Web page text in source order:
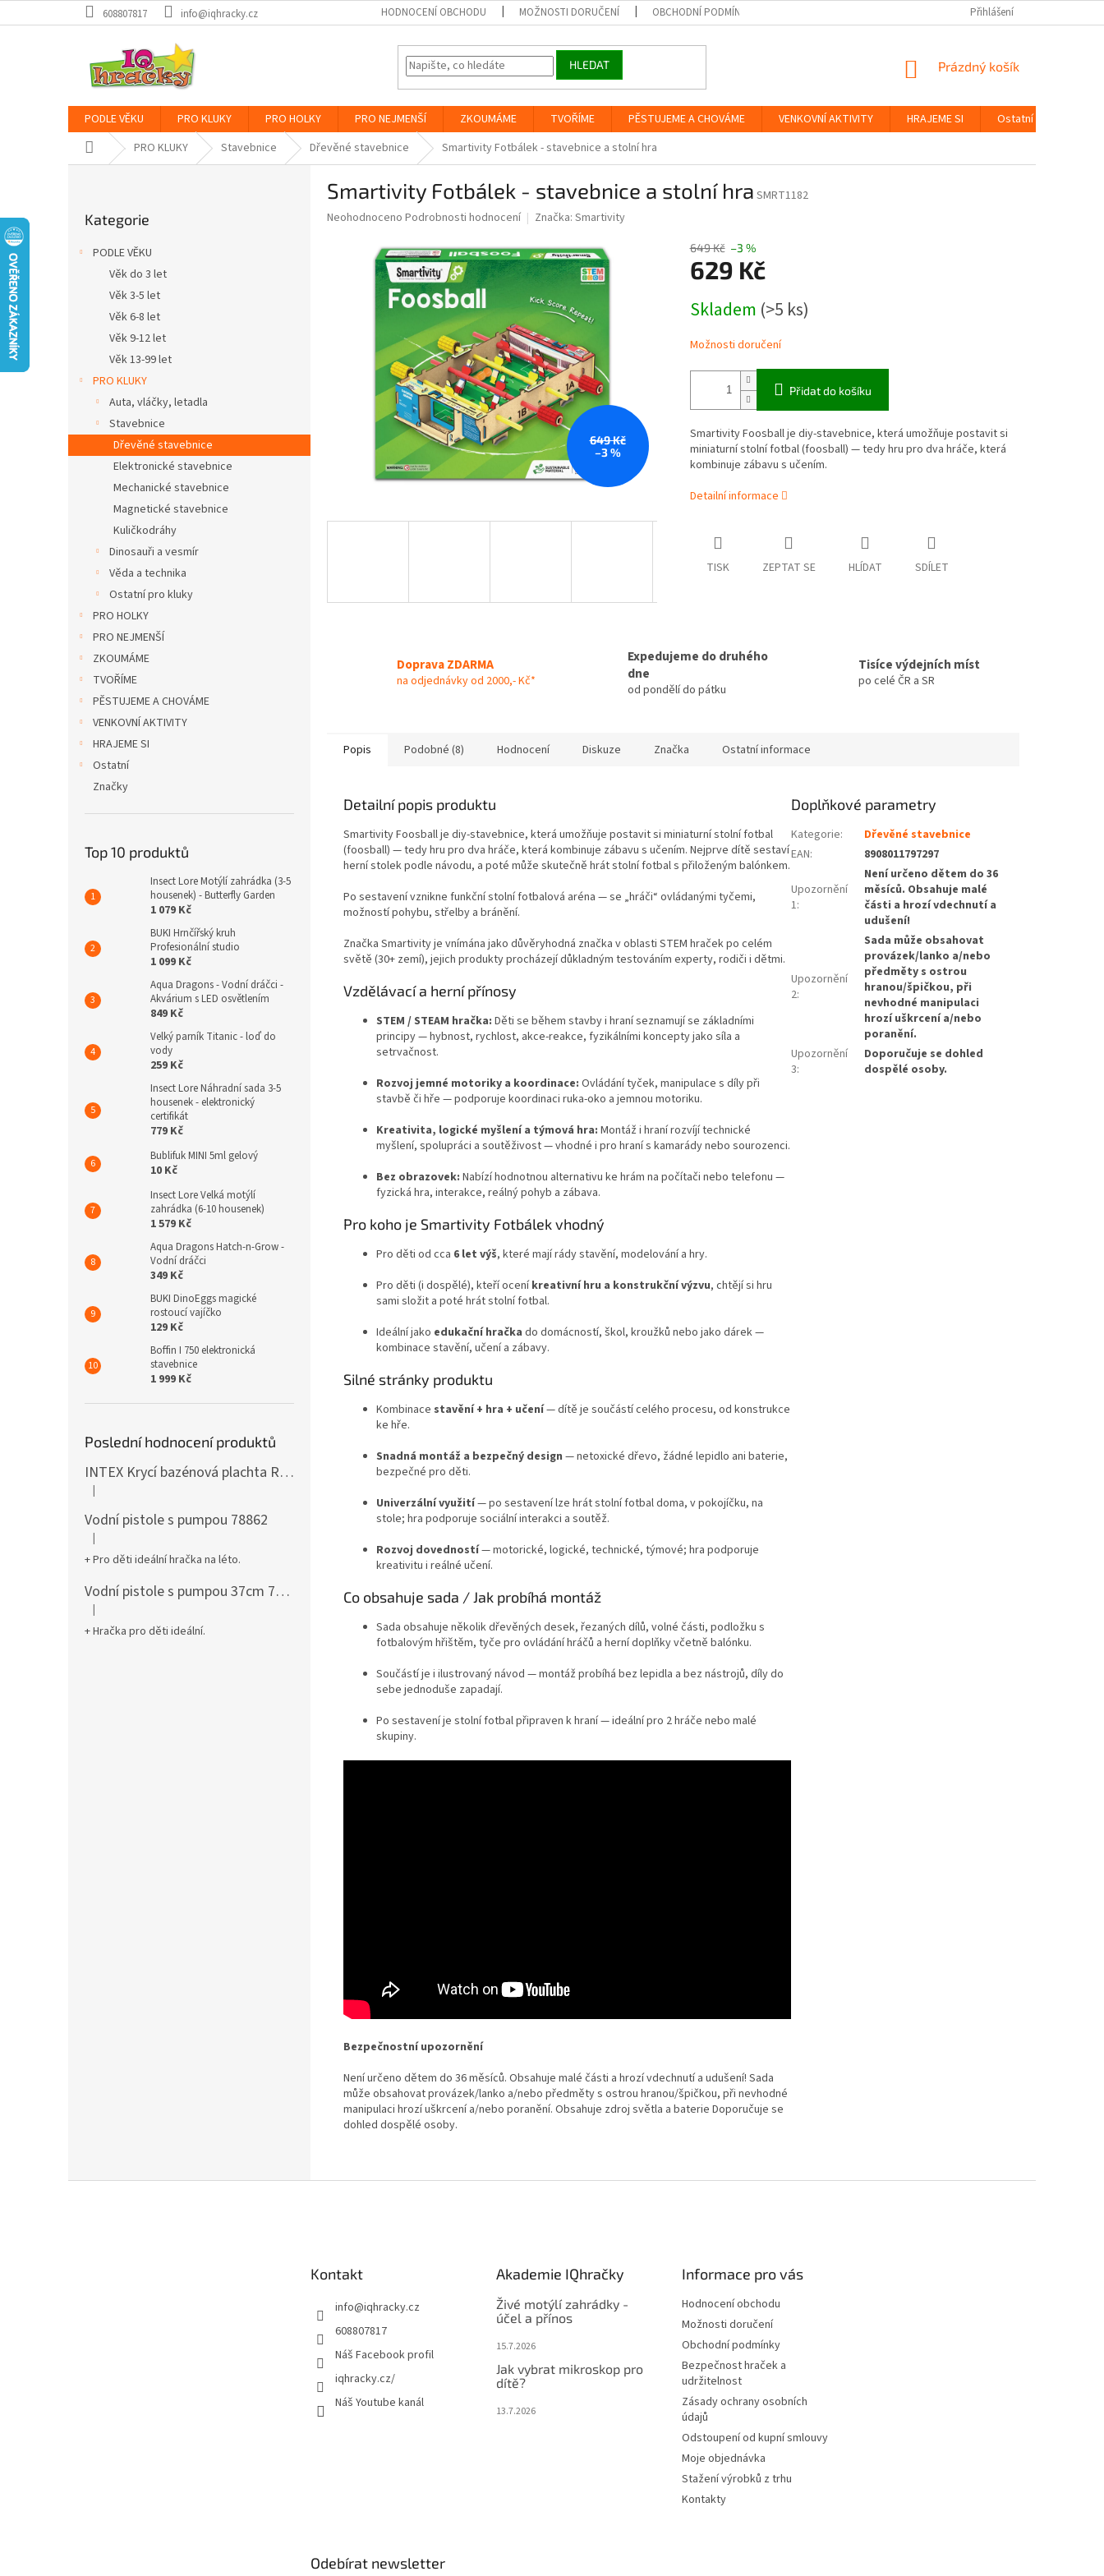
na
608807817 info@iqhracky.cz HODNOCENÍ OBCHODU MOŽNOSTI DORUČENÍ OBCHODNÍ PODMÍNKY ZÁSADY OCHRANY
Přihlášení
HLEDAT
NÁKUPNÍ
Prázdný košík
PODLE VĚKU PRO KLUKY PRO HOLKY PRO NEJMENŠÍ ZKOUMÁME TVOŘÍME PĚSTUJEME A CHOVÁME VENKOVNÍ AKTIVITY HRAJEME SI Ostatní
Domů PRO KLUKY Stavebnice Dřevěné stavebnice Smartivity Fotbálek - stavebnice a stolní hra
kategorie
Kategorie
PODLE VĚKU
Věk do 3 let
Věk 3-5 let
Věk 6-8 let
Věk 9-12 let
Věk 13-99 let
PRO KLUKY
Auta, vláčky, letadla
Stavebnice
Dřevěné stavebnice
Elektronické stavebnice
Mechanické stavebnice
Magnetické stavebnice
Kuličkodráhy
Dinosauři a vesmír
Věda a technika
Ostatní pro kluky
PRO HOLKY
PRO NEJMENŠÍ
ZKOUMÁME
TVOŘÍME
PĚSTUJEME A CHOVÁME
VENKOVNÍ AKTIVITY
HRAJEME SI
Ostatní
Značky
Top 10 produktů
Insect Lore Motýlí zahrádka (3-5
housenek) - Butterfly Garden
1 079 Kč
BUKI Hrnčířský kruh
Profesionální studio
1 099 Kč
Aqua Dragons - Vodní dráčci -
Akvárium s LED osvětlením
849 Kč
Velký parník Titanic - loď do
vody
259 Kč
Insect Lore Náhradní sada 3-5
housenek - elektronický
certifikát
779 Kč
Bublifuk MINI 5ml gelový
10 Kč
Insect Lore Velká motýlí
zahrádka (6-10 housenek)
1 579 Kč
Aqua Dragons Hatch-n-Grow -
Vodní dráčci
349 Kč
BUKI DinoEggs magické
rostoucí vajíčko
129 Kč
Boffin I 750 elektronická
stavebnice
1 999 Kč
Poslední hodnocení produktů
INTEX Krycí bazénová plachta Round 305cm 28030
Hodnocení produktu je 5 z 5 hvězdiček.
|
Vodní pistole s pumpou 78862
Hodnocení produktu je 5 z 5 hvězdiček.
|
+ Pro děti ideální hračka na léto.
Vodní pistole s pumpou 37cm 78961
Hodnocení produktu je 5 z 5 hvězdiček.
|
+ Hračka pro děti ideální.
Smartivity Fotbálek - stavebnice a stolní hra SMRT1182
Průměrné
Neohodnoceno Podrobnosti hodnocení Značka: Smartivity
649 Kč
–3 %
649 Kč –3 %
629 Kč
cena:
Skladem (>5 ks)
Možnosti doručení
Přidat do košíku
Smartivity Foosball je diy-stavebnice, která umožňuje postavit si
miniaturní stolní fotbal (foosball) — tedy hru pro dva hráče, která
kombinuje zábavu s učením.
Detailní informace
TISK ZEPTAT SE HLÍDAT SDÍLET
Doprava ZDARMA
na odjednávky od 2000,- Kč*
Expedujeme do druhého
dne
od pondělí do pátku
Tisíce výdejních míst
po celé ČR a SR
Popis Podobné (8) Hodnocení Diskuze Značka Ostatní informace
Detailní popis produktu
Smartivity Foosball je diy-stavebnice, která umožňuje postavit si miniaturní stolní fotbal
(foosball) — tedy hru pro dva hráče, která kombinuje zábavu s učením. Nejprve dítě sestaví
herní stolek podle návodu, a poté může skutečně hrát stolní fotbal s přiloženým balónkem.
Po sestavení vznikne funkční stolní fotbalová aréna — se „hráči“ ovládanými tyčemi,
možností pohybu, střelby a bránění.
Značka Smartivity je vnímána jako důvěryhodná značka v oblasti STEM hraček po celém
světě (30+ zemí), jejich produkty procházejí důkladným testováním experty, rodiči i dětmi.
Vzdělávací a herní přínosy
STEM / STEAM hračka: Děti se během stavby i hraní seznamují se základními
principy — hybnost, rychlost, akce-reakce, fyzikálními koncepty jako síla a
setrvačnost.
Rozvoj jemné motoriky a koordinace: Ovládání tyček, manipulace s díly při
stavbě či hře — podporuje koordinaci ruka-oko a jemnou motoriku.
Kreativita, logické myšlení a týmová hra: Montáž i hraní rozvíjí technické
myšlení, spolupráci a soutěživost — vhodné i pro hraní s kamarády nebo sourozenci.
Bez obrazovek: Nabízí hodnotnou alternativu ke hrám na počítači nebo telefonu —
fyzická hra, interakce, reálný pohyb a zábava.
Pro koho je Smartivity Fotbálek vhodný
Pro děti od cca 6 let výš, které mají rády stavění, modelování a hry.
Pro děti (i dospělé), kteří oceníkreativní hru a konstrukční výzvu, chtějí si hru
sami složit a poté hrát stolní fotbal.
Ideální jako edukační hračka do domácností, škol, kroužků nebo jako dárek —
kombinace stavění, učení a zábavy.
Silné stránky produktu
Kombinace stavění + hra + učení— dítě je součástí celého procesu, od konstrukce
ke hře.
Snadná montáž a bezpečný design — netoxické dřevo, žádné lepidlo ani baterie,
bezpečné pro děti.
Univerzální využití— po sestavení lze hrát stolní fotbal doma, v pokojíčku, na
stole; hra podporuje sociální interakci a soutěž.
Rozvoj dovedností— motorické, logické, technické, týmové; hra podporuje
kreativitu i reálné učení.
Co obsahuje sada / Jak probíhá montáž
Sada obsahuje několik dřevěných desek, řezaných dílů, volné části, podložku s
fotbalovým hřištěm, tyče pro ovládání hráčů a herní doplňky včetně balónku.
Součástí je i ilustrovaný návod — montáž probíhá bez lepidla a bez nástrojů, díly do
sebe jednoduše zapadají.
Po sestavení je stolní fotbal připraven k hraní — ideální pro 2 hráče nebo malé
skupiny.
Bezpečnostní upozornění
Není určeno dětem do 36 měsíců. Obsahuje malé části a hrozí vdechnutí a udušení! Sada
může obsahovat provázek/lanko a/nebo předměty s ostrou hranou/špičkou, při nevhodné
manipulaci hrozí uškrcení a/nebo poranění. Obsahuje zdroj světla a baterie Doporučuje se
dohled dospělé osoby.
Doplňkové parametry
Kategorie:
Dřevěné stavebnice
EAN: 8908011797297
Upozornění
1:
Není určeno dětem do 36
měsíců. Obsahuje malé
části a hrozí vdechnutí a
udušení!
Upozornění
2:
Sada může obsahovat
provázek/lanko a/nebo
předměty s ostrou
hranou/špičkou, při
nevhodné manipulaci
hrozí uškrcení a/nebo
poranění.
Upozornění
3:
Doporučuje se dohled
dospělé osoby.
Kontakt
info@iqhracky.cz
608807817
Náš Facebook profil
iqhracky.cz/
Náš Youtube kanál
Akademie IQhračky
Živé motýlí zahrádky -
účel a přínos
15.7.2026
Jak vybrat mikroskop pro
dítě?
13.7.2026
Informace pro vás
Hodnocení obchodu
Možnosti doručení
Obchodní podmínky
Bezpečnost hraček a
udržitelnost
Zásady ochrany osobních
údajů
Odstoupení od kupní smlouvy
Moje objednávka
Stažení výrobků z trhu
Kontakty
Odebírat newsletter